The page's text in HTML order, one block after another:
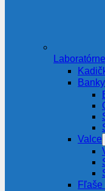
Banky
Valce
Fľaše